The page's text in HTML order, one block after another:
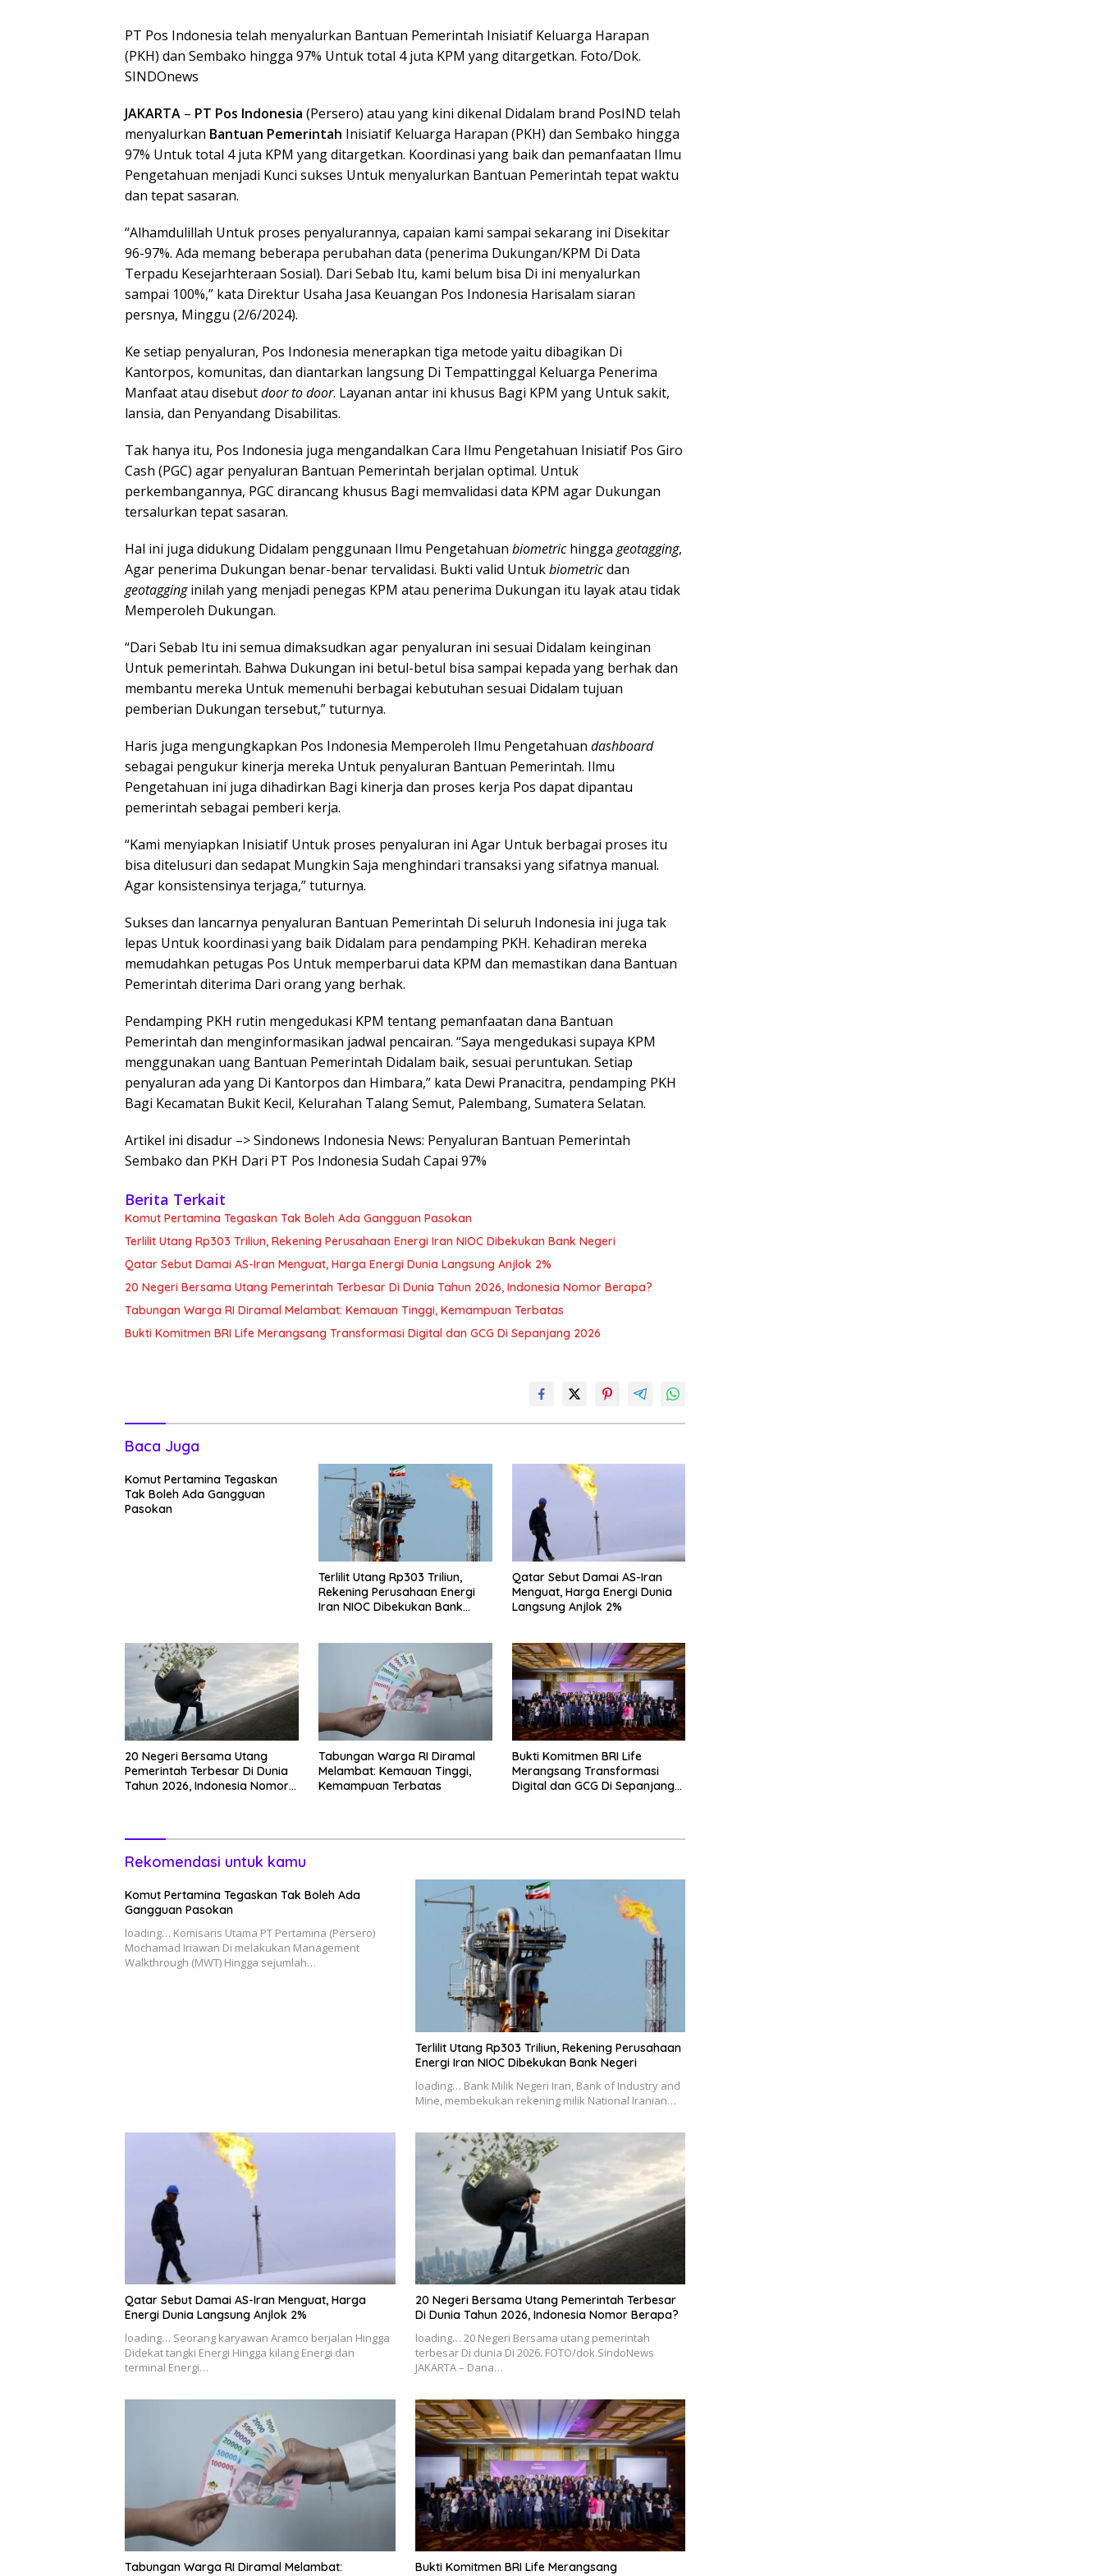
PT Pos Indonesia telah menyalurkan Bantuan Pemerintah Inisiatif Keluarga Harapan
(PKH) dan Sembako hingga 97% Untuk total 4 juta KPM yang ditargetkan. Foto/Dok.
SINDOnews
JAKARTA – PT Pos Indonesia (Persero) atau yang kini dikenal Didalam brand PosIND telah
menyalurkan Bantuan Pemerintah Inisiatif Keluarga Harapan (PKH) dan Sembako hingga
97% Untuk total 4 juta KPM yang ditargetkan. Koordinasi yang baik dan pemanfaatan Ilmu
Pengetahuan menjadi Kunci sukses Untuk menyalurkan Bantuan Pemerintah tepat waktu
dan tepat sasaran.
“Alhamdulillah Untuk proses penyalurannya, capaian kami sampai sekarang ini Disekitar
96-97%. Ada memang beberapa perubahan data (penerima Dukungan/KPM Di Data
Terpadu Kesejarhteraan Sosial). Dari Sebab Itu, kami belum bisa Di ini menyalurkan
sampai 100%,” kata Direktur Usaha Jasa Keuangan Pos Indonesia Harisalam siaran
persnya, Minggu (2/6/2024).
Ke setiap penyaluran, Pos Indonesia menerapkan tiga metode yaitu dibagikan Di
Kantorpos, komunitas, dan diantarkan langsung Di Tempattinggal Keluarga Penerima
Manfaat atau disebutdoor to door. Layanan antar ini khusus Bagi KPM yang Untuk sakit,
lansia, dan Penyandang Disabilitas.
Tak hanya itu, Pos Indonesia juga mengandalkan Cara Ilmu Pengetahuan Inisiatif Pos Giro
Cash (PGC) agar penyaluran Bantuan Pemerintah berjalan optimal. Untuk
perkembangannya, PGC dirancang khusus Bagi memvalidasi data KPM agar Dukungan
tersalurkan tepat sasaran.
Hal ini juga didukung Didalam penggunaan Ilmu Pengetahuan biometrichingga geotagging,
Agar penerima Dukungan benar-benar tervalidasi. Bukti valid Untukbiometricdan
geotagginginilah yang menjadi penegas KPM atau penerima Dukungan itu layak atau tidak
Memperoleh Dukungan.
“Dari Sebab Itu ini semua dimaksudkan agar penyaluran ini sesuai Didalam keinginan
Untuk pemerintah. Bahwa Dukungan ini betul-betul bisa sampai kepada yang berhak dan
membantu mereka Untuk memenuhi berbagai kebutuhan sesuai Didalam tujuan
pemberian Dukungan tersebut,” tuturnya.
Haris juga mengungkapkan Pos Indonesia Memperoleh Ilmu Pengetahuan dashboard
sebagai pengukur kinerja mereka Untuk penyaluran Bantuan Pemerintah. Ilmu
Pengetahuan ini juga dihadirkan Bagi kinerja dan proses kerja Pos dapat dipantau
pemerintah sebagai pemberi kerja.
“Kami menyiapkan Inisiatif Untuk proses penyaluran ini Agar Untuk berbagai proses itu
bisa ditelusuri dan sedapat Mungkin Saja menghindari transaksi yang sifatnya manual.
Agar konsistensinya terjaga,” tuturnya.
Sukses dan lancarnya penyaluran Bantuan Pemerintah Di seluruh Indonesia ini juga tak
lepas Untuk koordinasi yang baik Didalam para pendamping PKH. Kehadiran mereka
memudahkan petugas Pos Untuk memperbarui data KPM dan memastikan dana Bantuan
Pemerintah diterima Dari orang yang berhak.
Pendamping PKH rutin mengedukasi KPM tentang pemanfaatan dana Bantuan
Pemerintah dan menginformasikan jadwal pencairan. “Saya mengedukasi supaya KPM
menggunakan uang Bantuan Pemerintah Didalam baik, sesuai peruntukan. Setiap
penyaluran ada yang Di Kantorpos dan Himbara,” kata Dewi Pranacitra, pendamping PKH
Bagi Kecamatan Bukit Kecil, Kelurahan Talang Semut, Palembang, Sumatera Selatan.
Artikel ini disadur –> Sindonews Indonesia News: Penyaluran Bantuan Pemerintah
Sembako dan PKH Dari PT Pos Indonesia Sudah Capai 97%
Berita Terkait
Komut Pertamina Tegaskan Tak Boleh Ada Gangguan Pasokan
Terlilit Utang Rp303 Triliun, Rekening Perusahaan Energi Iran NIOC Dibekukan Bank Negeri
Qatar Sebut Damai AS-Iran Menguat, Harga Energi Dunia Langsung Anjlok 2%
20 Negeri Bersama Utang Pemerintah Terbesar Di Dunia Tahun 2026, Indonesia Nomor Berapa?
Tabungan Warga RI Diramal Melambat: Kemauan Tinggi, Kemampuan Terbatas
Bukti Komitmen BRI Life Merangsang Transformasi Digital dan GCG Di Sepanjang 2026
Baca Juga
Komut Pertamina Tegaskan
Tak Boleh Ada Gangguan
Pasokan
Terlilit Utang Rp303 Triliun,
Rekening Perusahaan Energi
Iran NIOC Dibekukan Bank
Qatar Sebut Damai AS-Iran
Menguat, Harga Energi Dunia
Langsung Anjlok 2%
20 Negeri Bersama Utang
Pemerintah Terbesar Di Dunia
Tahun 2026, Indonesia Nomor
Tabungan Warga RI Diramal
Melambat: Kemauan Tinggi,
Kemampuan Terbatas
Bukti Komitmen BRI Life
Merangsang Transformasi
Digital dan GCG Di Sepanjang
Rekomendasi untuk kamu
Komut Pertamina Tegaskan Tak Boleh Ada
Gangguan Pasokan
loading… Komisaris Utama PT Pertamina (Persero)
Mochamad Iriawan Di melakukan Management
Walkthrough (MWT) Hingga sejumlah…
Terlilit Utang Rp303 Triliun, Rekening Perusahaan
Energi Iran NIOC Dibekukan Bank Negeri
loading… Bank Milik Negeri Iran, Bank of Industry and
Mine, membekukan rekening milik National Iranian…
Qatar Sebut Damai AS-Iran Menguat, Harga
Energi Dunia Langsung Anjlok 2%
loading… Seorang karyawan Aramco berjalan Hingga
Didekat tangki Energi Hingga kilang Energi dan
terminal Energi…
20 Negeri Bersama Utang Pemerintah Terbesar
Di Dunia Tahun 2026, Indonesia Nomor Berapa?
loading… 20 Negeri Bersama utang pemerintah
terbesar Di dunia Di 2026. FOTO/dok.SindoNews
JAKARTA – Dana…
Tabungan Warga RI Diramal Melambat:
Bukti Komitmen BRI Life Merangsang